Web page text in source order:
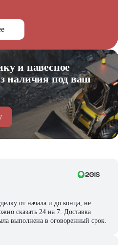
и навесное
наличия под ваш
от начала и до конца, не
сказать 24 на 7. Доставка
выполнена в оговоренный срок.